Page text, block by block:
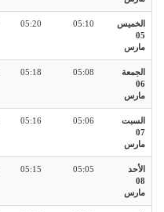
الخميس
05
مارس
05:10
05:20
الجمعة
06
مارس
05:08
05:18
السبت
07
مارس
05:06
05:16
الأحد
08
مارس
05:05
05:15